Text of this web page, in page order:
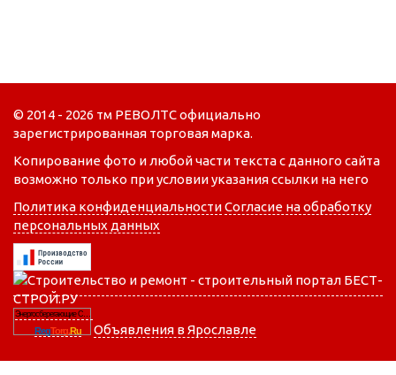
© 2014 - 2026 тм РЕВОЛТС официально
зарегистрированная торговая марка.
Копирование фото и любой части текста с данного сайта
возможно только при условии указания ссылки на него
Политика конфиденциальностиСогласие на обработку
персональных данных
Энергосберегающие Системы Отопления
RegTorg.Ru Объявления в Ярославле